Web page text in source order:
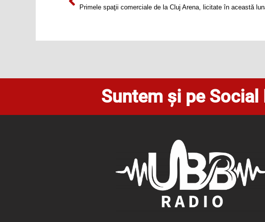
Primele spaţii comerciale de la Cluj Arena, licitate în această
Suntem și pe Social